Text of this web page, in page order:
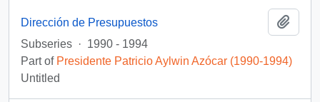
Dirección de Presupuestos
Subseries · 1990 - 1994
Part of Presidente Patricio Aylwin Azócar (1990-1994)
Untitled